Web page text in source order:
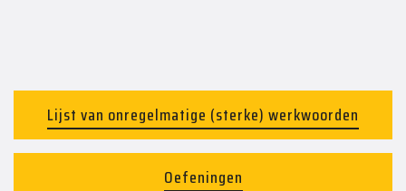
Lijst van onregelmatige (sterke) werkwoorden
Oefeningen